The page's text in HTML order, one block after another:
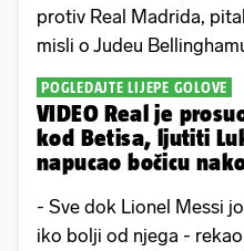
protiv Real Madrida,
misli o Judeu
POGLEDAJTE LIJEPE GOLOVE
VIDEO Real je
kod Betisa, ljutiti
napucao bočicu
- Sve dok Lionel Messi
iko bolji od njega -